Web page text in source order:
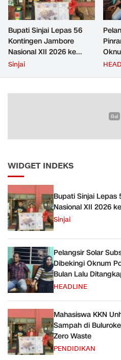
Bupati Sinjai Lepas 56
Kontingen Jambore
Nasional XII 2026 ke
Cibubur
Sinjai
WIDGET INDEKS
Bupati Sinjai
Nasional XII 2026
Sinjai
Pelangsir Solar
Dibekingi Oknum
Bulan Lalu
HEADLINE
Mahasiswa KKN
Sampah di
Zero Waste
PENDIDIKAN